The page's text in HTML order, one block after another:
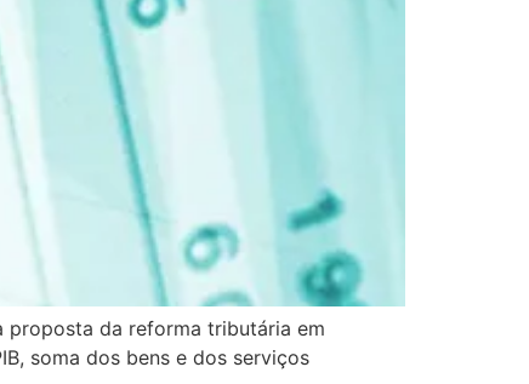
proposta da reforma tributária em
soma dos bens e dos serviços